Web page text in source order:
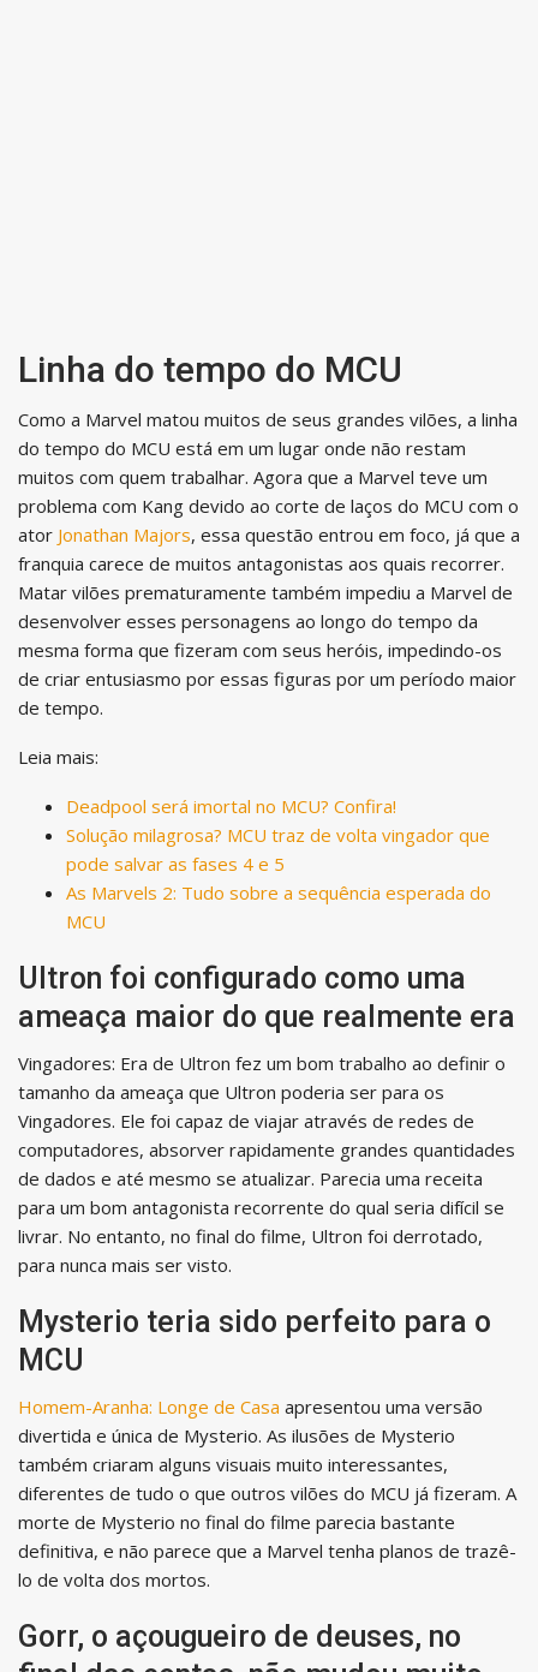
Linha do tempo do MCU
Como a Marvel matou muitos de seus grandes vilões, a linha
do tempo do MCU está em um lugar onde não restam
muitos com quem trabalhar. Agora que a Marvel teve um
problema com Kang devido ao corte de laços do MCU com o
ator Jonathan Majors, essa questão entrou em foco, já que a
franquia carece de muitos antagonistas aos quais recorrer.
Matar vilões prematuramente também impediu a Marvel de
desenvolver esses personagens ao longo do tempo da
mesma forma que fizeram com seus heróis, impedindo-os
de criar entusiasmo por essas figuras por um período maior
de tempo.
Leia mais:
Deadpool será imortal no MCU? Confira!
Solução milagrosa? MCU traz de volta vingador que
pode salvar as fases 4 e 5
As Marvels 2: Tudo sobre a sequência esperada do
MCU
Ultron foi configurado como uma
ameaça maior do que realmente era
Vingadores: Era de Ultron fez um bom trabalho ao definir o
tamanho da ameaça que Ultron poderia ser para os
Vingadores. Ele foi capaz de viajar através de redes de
computadores, absorver rapidamente grandes quantidades
de dados e até mesmo se atualizar. Parecia uma receita
para um bom antagonista recorrente do qual seria difícil se
livrar. No entanto, no final do filme, Ultron foi derrotado,
para nunca mais ser visto.
Mysterio teria sido perfeito para o
MCU
Homem-Aranha: Longe de Casa apresentou uma versão
divertida e única de Mysterio. As ilusões de Mysterio
também criaram alguns visuais muito interessantes,
diferentes de tudo o que outros vilões do MCU já fizeram. A
morte de Mysterio no final do filme parecia bastante
definitiva, e não parece que a Marvel tenha planos de trazê-
lo de volta dos mortos.
Gorr, o açougueiro de deuses, no